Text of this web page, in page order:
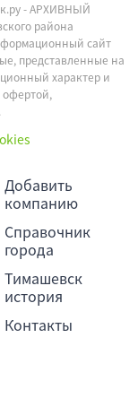
- АРХИВНЫЙ
района
сайт
представленные на
характер и
офертой,
Добавить
компанию
Справочник
города
Тимашевск
история
Контакты